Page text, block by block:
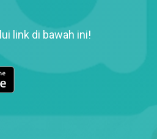
link di bawah ini!